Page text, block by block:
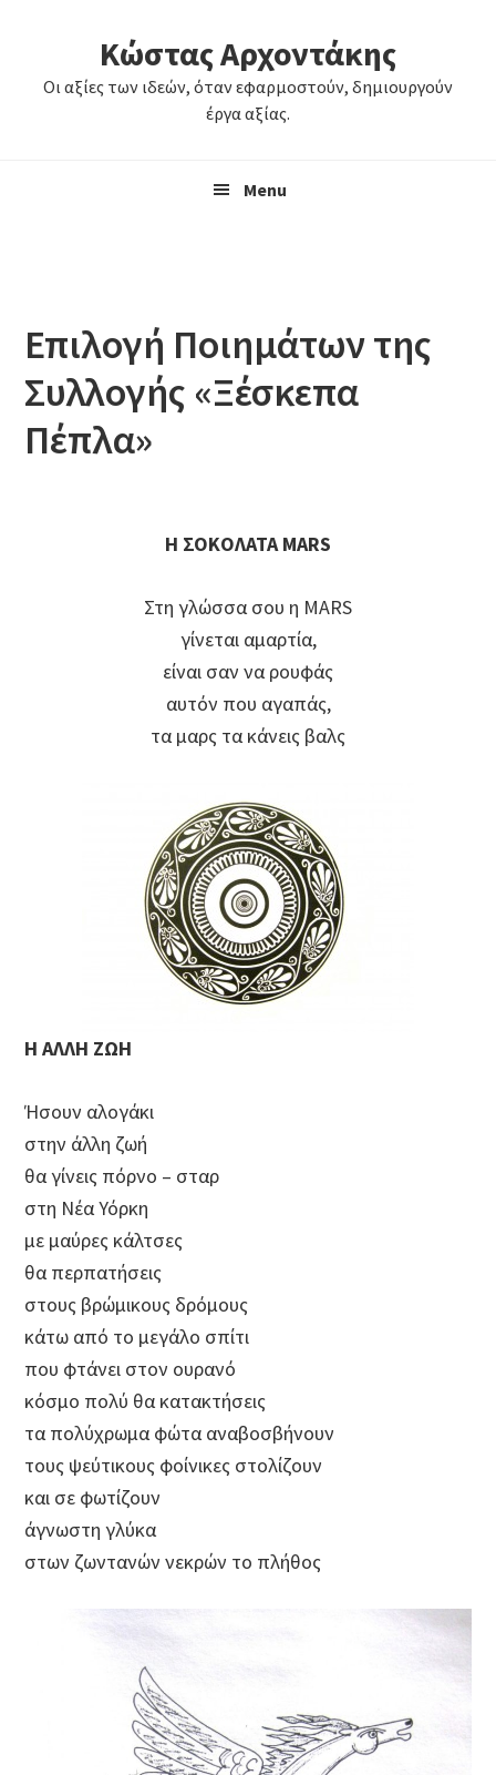
primary
Κώστας Αρχοντάκης
Οι αξίες των ιδεών, όταν εφαρμοστούν, δημιουργούν
έργα αξίας.
Menu
Επιλογή Ποιημάτων της
Συλλογής «Ξέσκεπα
Πέπλα»
Η ΣΟΚΟΛΑΤΑMARS
Στη γλώσσα σου η MARS
γίνεται αμαρτία,
είναι σαν να ρουφάς
αυτόν που αγαπάς,
τα μαρς τα κάνεις βαλς
Η ΑΛΛΗ ΖΩΗ
Ήσουν αλογάκι
στην άλλη ζωή
θα γίνεις πόρνο – σταρ
στη Νέα Υόρκη
με μαύρες κάλτσες
θα περπατήσεις
στους βρώμικους δρόμους
κάτω από το μεγάλο σπίτι
που φτάνει στον ουρανό
κόσμο πολύ θα κατακτήσεις
τα πολύχρωμα φώτα αναβοσβήνουν
τους ψεύτικους φοίνικες στολίζουν
και σε φωτίζουν
άγνωστη γλύκα
στων ζωντανών νεκρών το πλήθος